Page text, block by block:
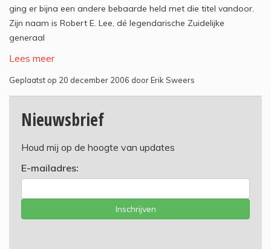
ging er bijna een andere bebaarde held met die titel vandoor.
Zijn naam is Robert E. Lee, dé legendarische Zuidelijke
generaal
Lees meer
Geplaatst op 20 december 2006 door Erik Sweers
Nieuwsbrief
Houd mij op de hoogte van updates
E-mailadres:
Inschrijven